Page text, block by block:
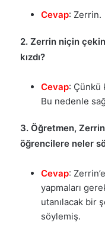
Cevap: Zerrin.
2. Zerrin niçin
kızdı?
Cevap: Çünkü
Bu nedenle
3. Öğretmen,
öğrencilere neler
Cevap:
yapmaları
utanılacak bir
söylemiş.